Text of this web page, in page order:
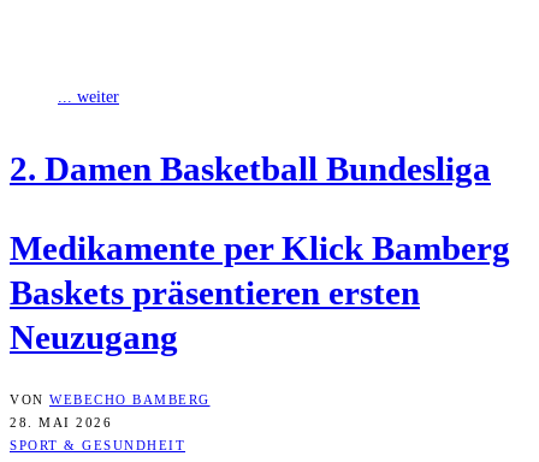
... weiter
2. Damen Bas­ket­ball Bundesliga
Medi­ka­men­te per Klick Bam­berg
Bas­kets prä­sen­tie­ren ers­ten
Neuzugang
VON WEBECHO BAMBERG
28. MAI 2026
SPORT & GESUNDHEIT